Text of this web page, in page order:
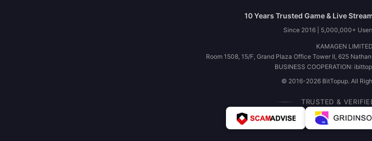
10 Years Trusted Game & Live
Since 2016 | 5,000,000+
KAMAGEN LIMITED
Room 1508, 15/F, Grand Plaza Office Tower II, 625
BUSINESS COOPERATION:
© 2016-2026 BitTopup. All
TRUSTED &